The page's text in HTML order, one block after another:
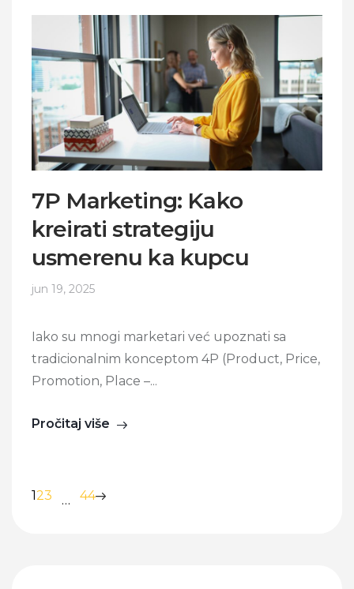
7P Marketing: Kako
kreirati strategiju
usmerenu ka kupcu
jun 19, 2025
Iako su mnogi marketari već upoznati sa
tradicionalnim konceptom 4P (Product, Price,
Promotion, Place –...
Pročitaj više
123 … 44